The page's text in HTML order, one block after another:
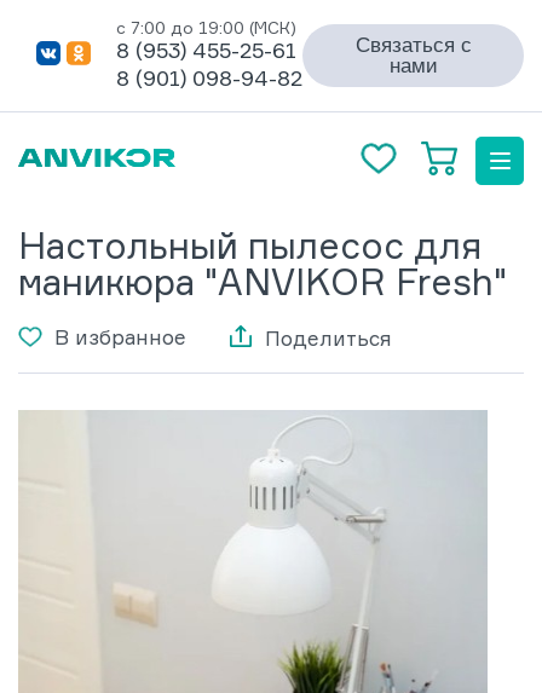
с 7:00 до 19:00 (МСК)
8 (953) 455-25-61
8 (901) 098-94-82
Связаться с
нами
Настольный пылесос для
маникюра "ANVIKOR Fresh"
В избранное Поделиться